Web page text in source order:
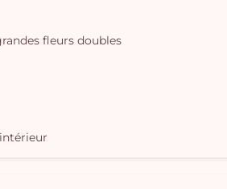
fleurs doubles